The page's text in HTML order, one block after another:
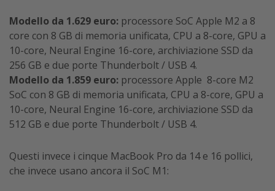
Modello da 1.629 euro: processore SoC Apple M2 a 8
core con 8 GB di memoria unificata, CPU a 8-core, GPU a
10-core, Neural Engine 16-core, archiviazione SSD da
256 GB e due porte Thunderbolt / USB 4.
Modello da 1.859 euro: processore Apple 8-core M2
SoC con 8 GB di memoria unificata, CPU a 8-core, GPU a
10-core, Neural Engine 16-core, archiviazione SSD da
512 GB e due porte Thunderbolt / USB 4.
Questi invece i cinque MacBook Pro da 14 e 16 pollici,
che invece usano ancora il SoC M1: